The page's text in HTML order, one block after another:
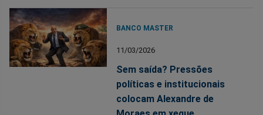
BANCO MASTER
11/03/2026
Sem saída? Pressões
políticas e institucionais
colocam Alexandre de